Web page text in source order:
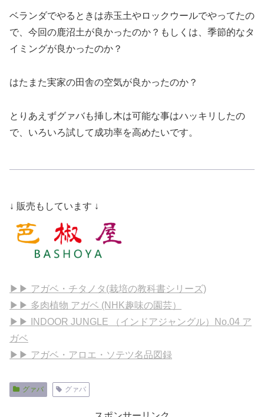
ベランダでやるときは赤玉土やロックウールでやってたの
で、今回の鹿沼土が良かったのか？もしくは、季節的なタ
イミングが良かったのか？
はたまた実家の田舎の空気が良かったのか？
とりあえずグァバも挿し木は可能な事はハッキリしたの
で、いろいろ試して成功率を高めたいです。
↓ 販売もしています ↓
▶▶ アガベ・チタノタ(栽培の教科書シリーズ)
▶▶ 多肉植物 アガベ (NHK趣味の園芸）
▶▶ INDOOR JUNGLE （インドアジャングル）No.04 ア
ガベ
▶▶ アガベ・アロエ・ソテツ名品図録
グァバ グァバ